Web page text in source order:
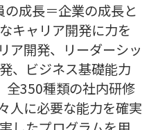
の成長＝企業の成長と
キャリア開発に力を
ア開発、リーダーシッ
、ビジネス基礎能力
全350種類の社内研修
人に必要な能力を確実